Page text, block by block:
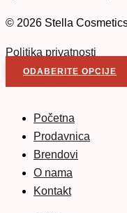
© 2026 Stella
Politika privatnosti
Kontakt
ODABERITE OPCIJE
Početna
Prodavnica
Brendovi
O nama
Kontakt